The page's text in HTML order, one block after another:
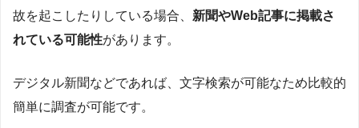
故を起こしたりしている場合、 新聞やWeb記事に掲載さ
れている可能性があります。
デジタル新聞などであれば、文字検索が可能なため比較的
簡単に調査が可能です。